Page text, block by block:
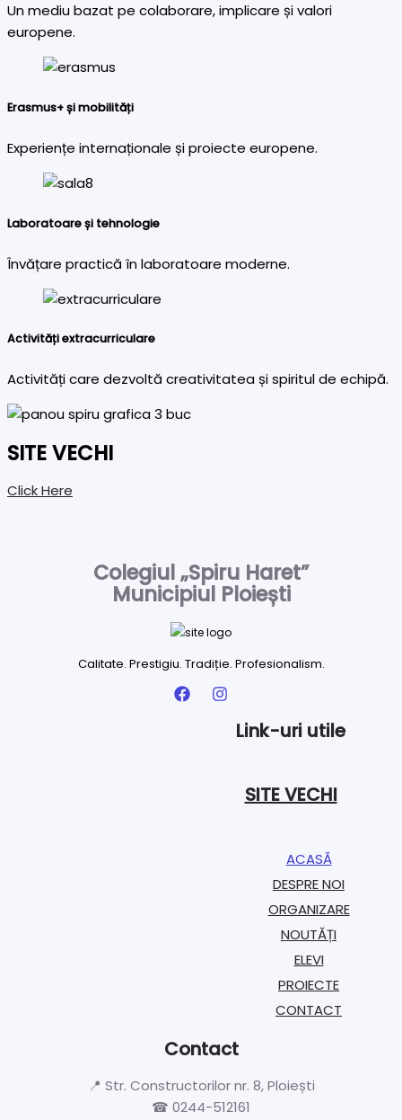
Un mediu bazat pe colaborare, implicare și valori
europene.
Erasmus+ și mobilități
Experiențe internaționale și proiecte europene.
Laboratoare și tehnologie
Învățare practică în laboratoare moderne.
Activități extracurriculare
Activități care dezvoltă creativitatea și spiritul de echipă.
SITE VECHI
Click Here
Colegiul „Spiru Haret”
Municipiul Ploiești
Calitate. Prestigiu. Tradiție. Profesionalism.
Link-uri utile
SITE VECHI
ACASĂ
DESPRE NOI
ORGANIZARE​
NOUTĂȚI
ELEVI
PROIECTE​
CONTACT
Contact
📍 Str. Constructorilor nr. 8, Ploiești
☎ 0244-512161